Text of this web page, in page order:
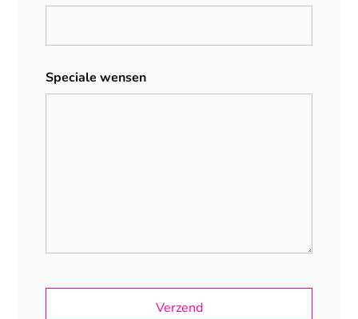
Speciale wensen